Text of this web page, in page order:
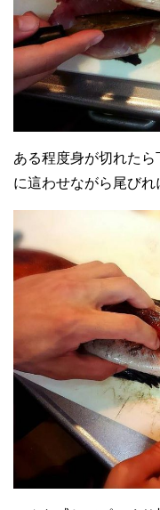
ある程度身が切れた
に這わせながら尾びれ